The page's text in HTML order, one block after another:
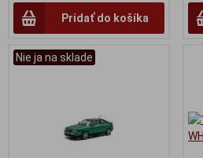
Pridať do košíka
Nie ja na sklade